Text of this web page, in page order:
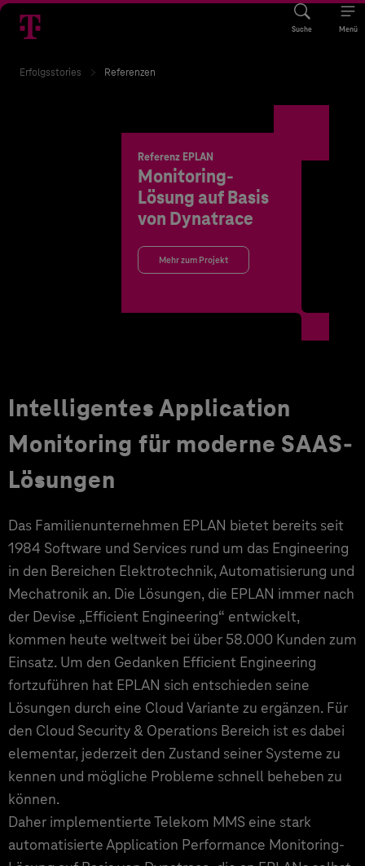
Suche Menü
Erfolgsstories Referenzen
Referenz EPLAN
Monitoring-
Lösung auf Basis
von Dynatrace
Mehr zum Projekt
Intelligentes Application
Monitoring für moderne SAAS-
Lösungen
Das Familienunternehmen EPLAN bietet bereits seit
1984 Software und Services rund um das Engineering
in den Bereichen Elektrotechnik, Automatisierung und
Mechatronik an. Die Lösungen, die EPLAN immer nach
der Devise „Efficient Engineering“ entwickelt,
kommen heute weltweit bei über 58.000 Kunden zum
Einsatz. Um den Gedanken Efficient Engineering
fortzuführen hat EPLAN sich entschieden seine
Lösungen durch eine Cloud Variante zu ergänzen. Für
den Cloud Security & Operations Bereich ist es dabei
elementar, jederzeit den Zustand seiner Systeme zu
kennen und mögliche Probleme schnell beheben zu
können.
Daher implementierte Telekom MMS eine stark
automatisierte Application Performance Monitoring-